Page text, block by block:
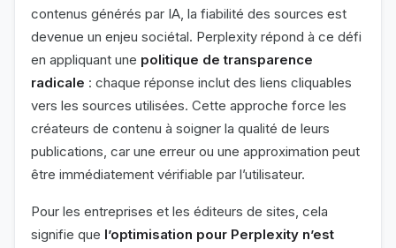
contenus générés par IA, la fiabilité des sources est
devenue un enjeu sociétal. Perplexity répond à ce défi
en appliquant une politique de transparence
radicale : chaque réponse inclut des liens cliquables
vers les sources utilisées. Cette approche force les
créateurs de contenu à soigner la qualité de leurs
publications, car une erreur ou une approximation peut
être immédiatement vérifiable par l’utilisateur.
Pour les entreprises et les éditeurs de sites, cela
signifie que l’optimisation pour Perplexity n’est